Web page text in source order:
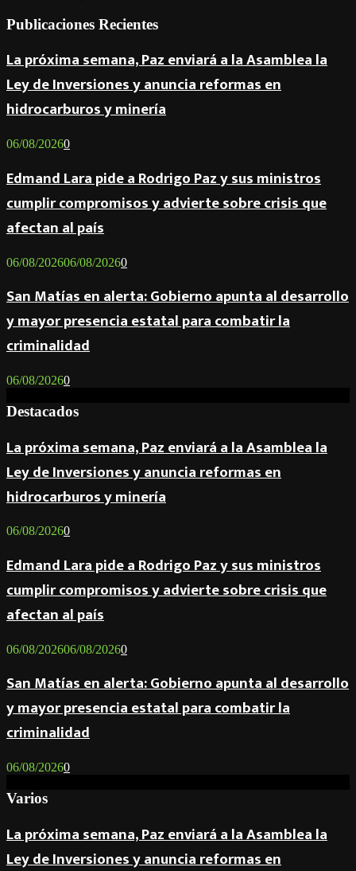
Publicaciones Recientes
La próxima semana, Paz enviará a la Asamblea la
Ley de Inversiones y anuncia reformas en
hidrocarburos y minería
06/08/20260
Edmand Lara pide a Rodrigo Paz y sus ministros
cumplir compromisos y advierte sobre crisis que
afectan al país
06/08/202606/08/20260
San Matías en alerta: Gobierno apunta al desarrollo
y mayor presencia estatal para combatir la
criminalidad
06/08/20260
Destacados
La próxima semana, Paz enviará a la Asamblea la
Ley de Inversiones y anuncia reformas en
hidrocarburos y minería
06/08/20260
Edmand Lara pide a Rodrigo Paz y sus ministros
cumplir compromisos y advierte sobre crisis que
afectan al país
06/08/202606/08/20260
San Matías en alerta: Gobierno apunta al desarrollo
y mayor presencia estatal para combatir la
criminalidad
06/08/20260
Varios
La próxima semana, Paz enviará a la Asamblea la
Ley de Inversiones y anuncia reformas en